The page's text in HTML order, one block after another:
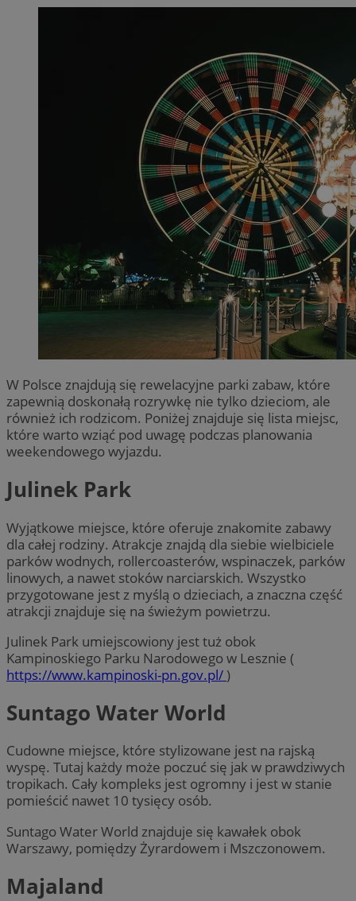
W Polsce znajdują się rewelacyjne parki zabaw, które
zapewnią doskonałą rozrywkę nie tylko dzieciom, ale
również ich rodzicom. Poniżej znajduje się lista miejsc,
które warto wziąć pod uwagę podczas planowania
weekendowego wyjazdu.
Julinek Park
Wyjątkowe miejsce, które oferuje znakomite zabawy
dla całej rodziny. Atrakcje znajdą dla siebie wielbiciele
parków wodnych, rollercoasterów, wspinaczek, parków
linowych, a nawet stoków narciarskich. Wszystko
przygotowane jest z myślą o dzieciach, a znaczna część
atrakcji znajduje się na świeżym powietrzu.
Julinek Park umiejscowiony jest tuż obok
Kampinoskiego Parku Narodowego w Lesznie (
https://www.kampinoski-pn.gov.pl/ )
Suntago Water World
Cudowne miejsce, które stylizowane jest na rajską
wyspę. Tutaj każdy może poczuć się jak w prawdziwych
tropikach. Cały kompleks jest ogromny i jest w stanie
pomieścić nawet 10 tysięcy osób.
Suntago Water World znajduje się kawałek obok
Warszawy, pomiędzy Żyrardowem i Mszczonowem.
Majaland